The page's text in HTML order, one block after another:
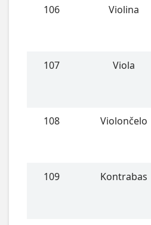
106 Violina
107 Viola
108 Violončelo
109 Kontrabas